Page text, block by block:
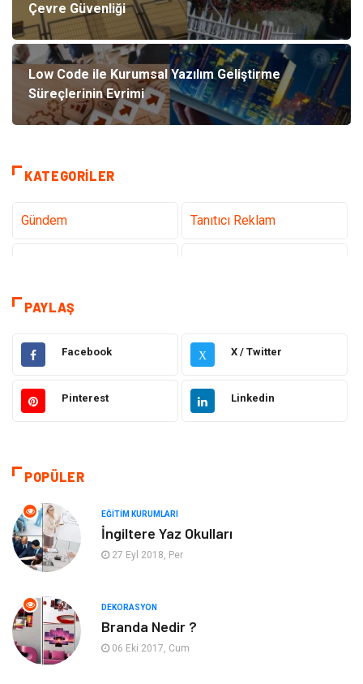
Çevre Güvenliği
Low Code ile Kurumsal Yazılım Geliştirme
Süreçlerinin Evrimi
KATEGORILER
Gündem Tanıtıcı Reklam
Dekorasyon
Gıda Elektrik Elektronik
Bilgisayar ve Yazılım Alışveriş
Hukuk
Otomotiv
Yapı İnşaat
Tatil
Bahçe Ev Maden ve Metal
PAYLAŞ
Facebook X X / Twitter
Pinterest Linkedin
POPÜLER
EĞITIM KURUMLARI
İngiltere Yaz Okulları
27 Eyl 2018, Per
DEKORASYON
Branda Nedir ?
06 Eki 2017, Cum